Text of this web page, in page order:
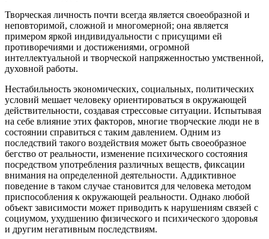
Творческая личность почти всегда является своеобразной и
неповторимой, сложной и многомерной; она является
примером яркой индивидуальности с присущими ей
противоречиями и достижениями, огромной
интеллектуальной и творческой напряженностью умственной,
духовной работы.
Нестабильность экономических, социальных, политических
условий мешает человеку ориентироваться в окружающей
действительности, создавая стрессовые ситуации. Испытывая
на себе влияние этих факторов, многие творческие люди не в
состоянии справиться с таким давлением. Одним из
последствий такого воздействия может быть своеобразное
бегство от реальности, изменение психического состояния
посредством употребления различных веществ, фиксации
внимания на определенной деятельности. Аддиктивное
поведение в таком случае становится для человека методом
приспособления к окружающей реальности. Однако любой
объект зависимости может приводить к нарушениям связей с
социумом, ухудшению физического и психического здоровья
и другим негативным последствиям.